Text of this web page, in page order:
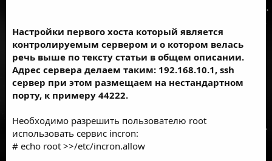
Настройки первого хоста который является
контролируемым сервером и о котором велась
речь выше по тексту статьи в общем описании.
Адрес сервера делаем таким: 192.168.10.1, ssh
сервер при этом размещаем на нестандартном
порту, к примеру 44222.
Необходимо разрешить пользователю root
использовать сервис incron:
# echo root >>/etc/incron.allow